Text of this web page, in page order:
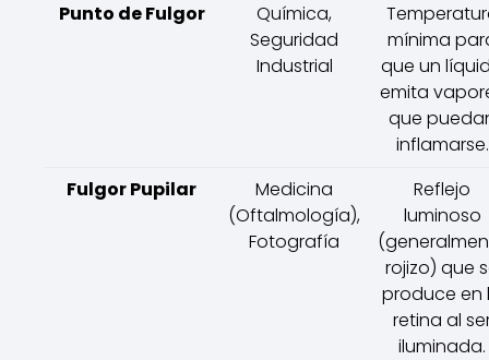
Punto de Fulgor
Química,
Seguridad
Industrial
mínima
que un
emita
que
inflamarse.
Fulgor Pupilar
Medicina
(Oftalmología),
Fotografía
Reflejo
luminoso
rojizo) que
produce en
retina al
iluminada.